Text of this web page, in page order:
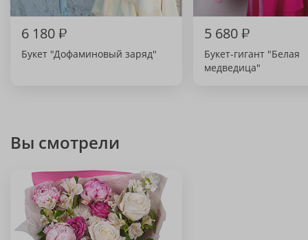
6 180₽
Букет "Дофаминовый заряд"
5 680₽
Букет-гигант "Белая
медведица"
Вы смотрели